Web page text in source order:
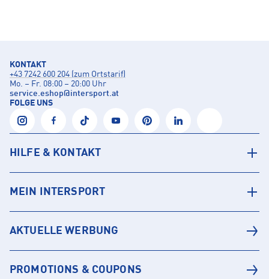
KONTAKT
+43 7242 600 204 (zum Ortstarif)
Mo. – Fr. 08:00 – 20:00 Uhr
service.eshop@intersport.at
FOLGE UNS
HILFE & KONTAKT
MEIN INTERSPORT
AKTUELLE WERBUNG
PROMOTIONS & COUPONS